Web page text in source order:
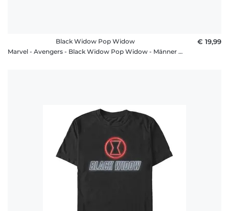
Black Widow Pop Widow
Marvel - Avengers - Black Widow Pop Widow - Männer T-Shirt
€ 19,99